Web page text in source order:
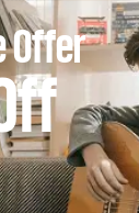
Offer